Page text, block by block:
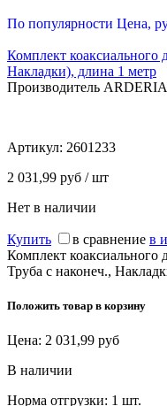
По популярности Цена,
Комплект коаксиального
Накладки), длина 1 метр
Производитель ARDERIA
Артикул: 2601233
2 031,99 руб / шт
Нет в наличии
Купить в сравнение в
Комплект коаксиального
Труба с наконеч.,
Положить товар в корзину
Цена: 2 031,99 руб
В наличии
Норма отгрузки: 1 шт.